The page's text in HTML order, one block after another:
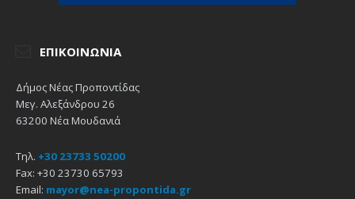
ΕΠΙΚΟΙΝΩΝΊΑ
Δήμος Νέας Προποντίδας
Μεγ. Αλεξάνδρου 26
63200 Νέα Μουδανιά
Τηλ. +30 23733 50200
Fax: +30 23730 65793
Email: mayor@nea-propontida.gr